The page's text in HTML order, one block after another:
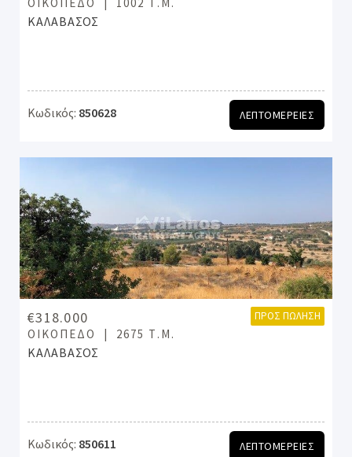
ΚΑΛΑΒΑΣΟΣ
Κωδικός: 850628 ΛΕΠΤΟΜΕΡΕΙΕΣ
€318.000 ΠΡΟΣ ΠΏΛΗΣΗ
ΟΙΚΌΠΕΔΟ 2675 Τ.Μ.
ΚΑΛΑΒΑΣΟΣ
Κωδικός: 850611 ΛΕΠΤΟΜΕΡΕΙΕΣ